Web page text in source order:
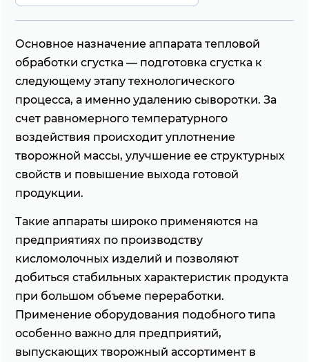
Основное назначение аппарата тепловой
обработки сгустка — подготовка сгустка к
следующему этапу технологического
процесса, а именно удалению сыворотки. За
счет равномерного температурного
воздействия происходит уплотнение
творожной массы, улучшение ее структурных
свойств и повышение выхода готовой
продукции.
Такие аппараты широко применяются на
предприятиях по производству
кисломолочных изделий и позволяют
добиться стабильных характеристик продукта
при большом объеме переработки.
Применение оборудования подобного типа
особенно важно для предприятий,
выпускающих творожный ассортимент в